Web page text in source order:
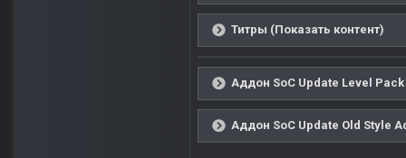
Титры (Показать контент)
Аддон SoC Update Level
Аддон SoC Update Old Style